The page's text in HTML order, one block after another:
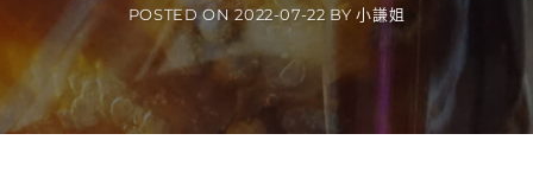
POSTED ON2022-07-22 BY小謙姐